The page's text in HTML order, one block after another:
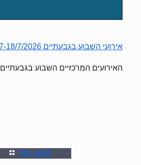
אירועי השבוע בגבעתיים 12/7-18/7/2026
האירועים המרכזיים השבוע בגבעתיים 12/7-18/7
טענו עוד